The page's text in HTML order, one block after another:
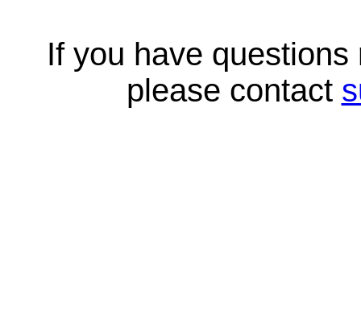
If you have
please contact